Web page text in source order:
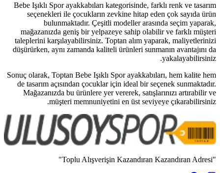
Bebe Işıklı Spor ayakkabıları
seçenekleri ile çocukların
bulunmaktadır. Çeşitli
mağazanızda geniş bir
taleplerini karşılayabilirsiniz.
düşürürken, aynı zamanda kaliteli
Sonuç olarak, Toptan Bebe Işıklı
de tasarım açısından çocuklar
Mağazanızda bu ürünlere yer
müşteri memnuniyetini